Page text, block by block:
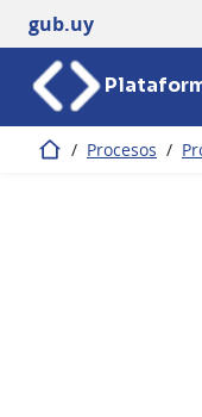
gub.uy
Inicio / Procesos /